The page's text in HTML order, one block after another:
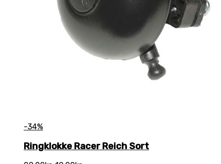
-34%
Ringklokke Racer Reich Sort